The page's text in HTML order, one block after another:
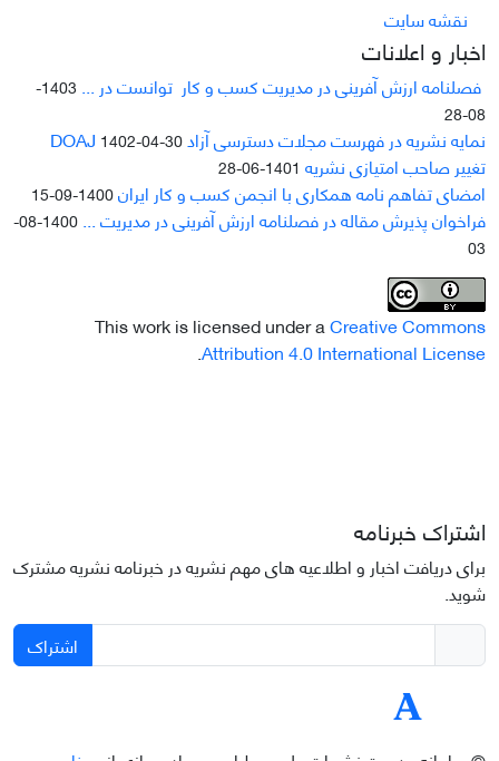
نقشه سایت
اخبار و اعلانات
فصلنامه ارزش آفرینی در مدیریت کسب و کار توانست در ...
1403-
08-28
نمایه نشریه در فهرست مجلات دسترسی آزاد DOAJ1402-04-30
تغییر صاحب امتیازی نشریه 1401-06-28
امضای تفاهم نامه همکاری با انجمن کسب و کار ایران1400-09-15
فراخوان پذیرش مقاله در فصلنامه ارزش آفرینی در مدیریت ...
1400-08-
03
This work is licensed under aCreative Commons
Attribution 4.0 International License
.
اشتراک خبرنامه
برای دریافت اخبار و اطلاعیه های مهم نشریه در خبرنامه نشریه مشترک
شوید.
اشتراک